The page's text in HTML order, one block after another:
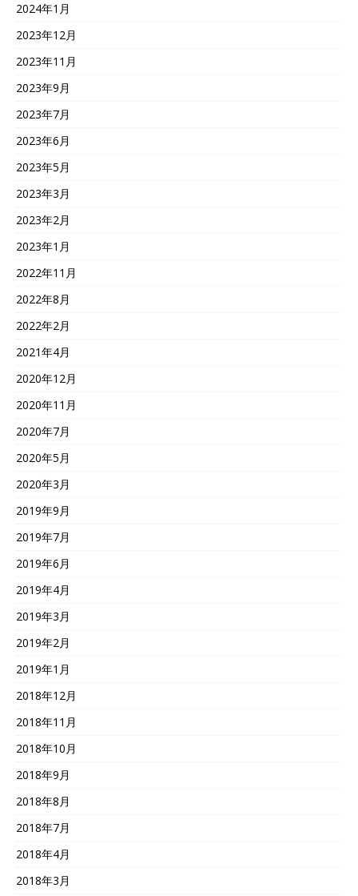
2024年1月
2023年12月
2023年11月
2023年9月
2023年7月
2023年6月
2023年5月
2023年3月
2023年2月
2023年1月
2022年11月
2022年8月
2022年2月
2021年4月
2020年12月
2020年11月
2020年7月
2020年5月
2020年3月
2019年9月
2019年7月
2019年6月
2019年4月
2019年3月
2019年2月
2019年1月
2018年12月
2018年11月
2018年10月
2018年9月
2018年8月
2018年7月
2018年4月
2018年3月